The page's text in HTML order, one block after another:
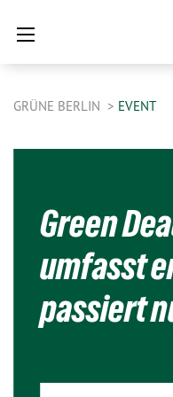
GRÜNE BERLIN EVENT
Green
umfasst
passiert